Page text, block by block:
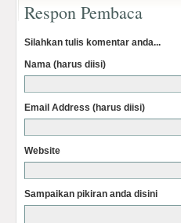
Respon Pembaca
Silahkan tulis komentar anda...
Nama (harus diisi)
Email Address (harus diisi)
Website
Sampaikan pikiran anda disini